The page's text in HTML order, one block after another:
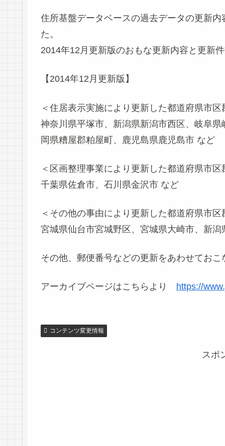
住所基盤データベースの過去データの更新
た。
2014年12月更新版のおもな更新内容と更新
【2014年12月更新版】
＜住居表示実施により更新した都道府県市区
神奈川県平塚市、新潟県新潟市西区、岐阜
岡県糟屋郡粕屋町、鹿児島県鹿児島市 など
＜区画整理事業により更新した都道府県市区
千葉県佐倉市、石川県金沢市 など
＜その他の事由により更新した都道府県市区
宮城県仙台市宮城野区、宮城県大崎市、新
その他、郵便番号などの更新をあわせておこ
アーカイブページはこちらより https://
コンテンツ変更情報
スポ